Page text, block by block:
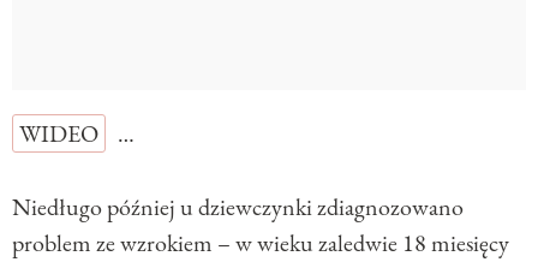
WIDEO …
Niedługo później u dziewczynki zdiagnozowano
problem ze wzrokiem – w wieku zaledwie 18 miesięcy